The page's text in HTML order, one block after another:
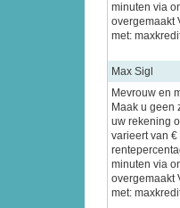
minuten via
overgemaakt
met:
Max Sigl
Mevrouw en
Maak u geen
uw rekening
varieert van €
minuten via
overgemaakt
met: